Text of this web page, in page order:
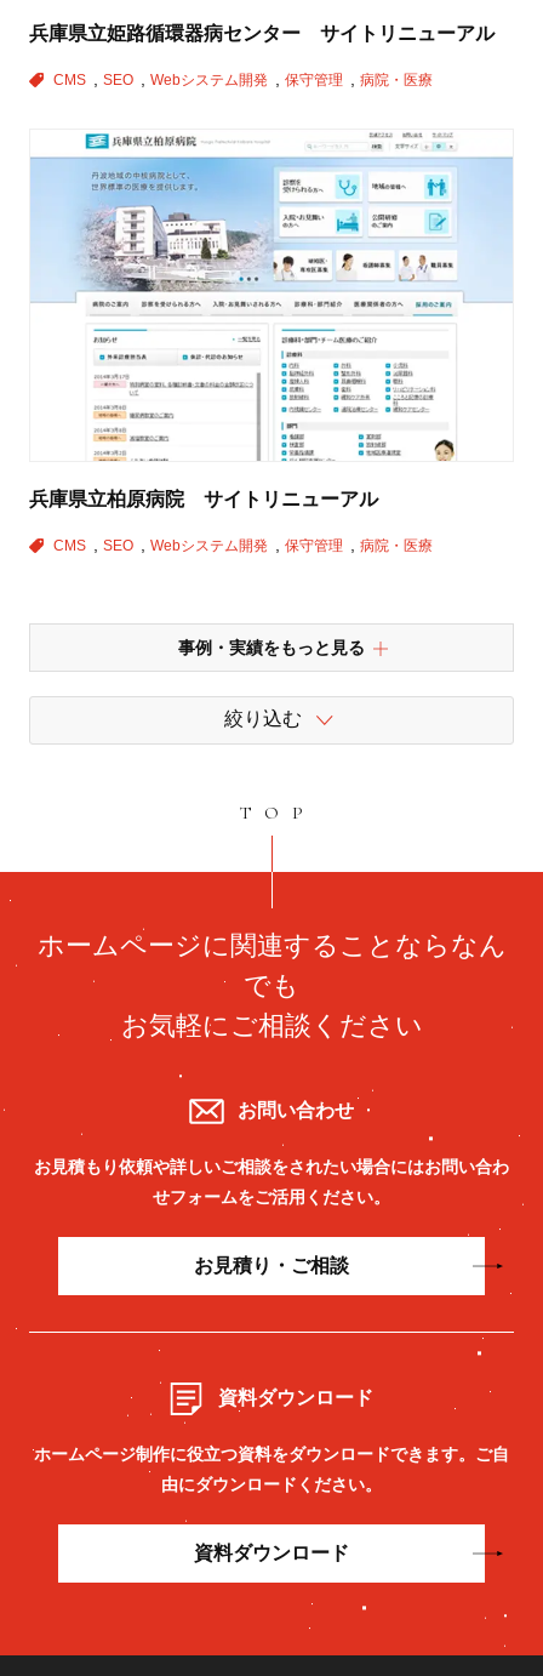
兵庫県立姫路循環器病センター サイトリニューアル
CMS SEO Webシステム開発 保守管理 病院・医療
兵庫県立柏原病院 サイトリニューアル
CMS SEO Webシステム開発 保守管理 病院・医療
事例・実績をもっと見る
絞り込む
TOP
ホームページに関連することならなん
でも
お気軽にご相談ください
お問い合わせ
お見積もり依頼や詳しいご相談をされたい場合にはお問い合わ
せフォームをご活用ください。
お見積り・ご相談
資料ダウンロード
ホームページ制作に役立つ資料をダウンロードできます。 ご自
由にダウンロードください。
資料ダウンロード